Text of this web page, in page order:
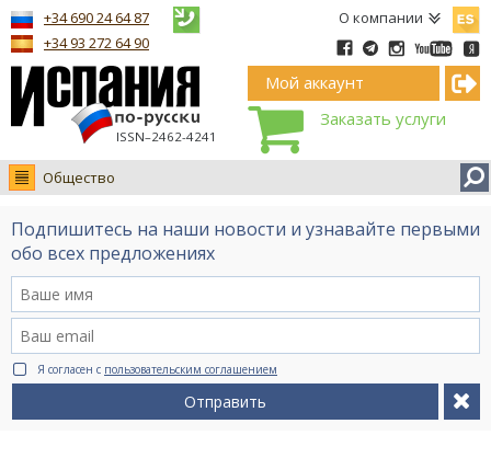
О компании
ISSN–2462-4241
+34 690 24 64 87
+34 93 272 64 90
Мой аккаунт
Заказать услуги
Общество
Новости
Интервью
Видео Ruso.TV
BCN life
Сервис на немецком
Подпишитесь на наши новости и узнавайте первыми
обо всех предложениях
Я согласен с пользовательским соглашением
Отправить